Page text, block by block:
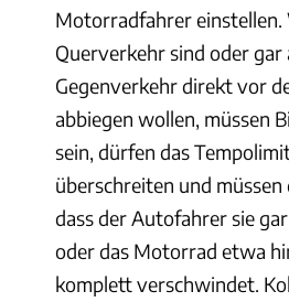
Motorradfahrer einstellen.
Querverkehr sind oder gar
Gegenverkehr direkt vor
abbiegen wollen, müssen
sein, dürfen das
überschreiten und
dass der Autofahrer sie
oder das Motorrad etwa
komplett verschwindet.